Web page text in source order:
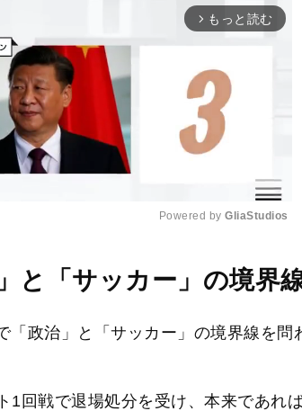
arrow_forward_ios もっと読む
M
u
e
Powered by GliaStudios
と「サッカー」の境界
「政治」と「サッカー」の境界線を問
1回戦で退場処分を受け、本来であれ